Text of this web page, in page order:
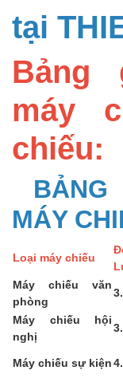
tại
Bảng
máy
chiếu:
BẢNG
MÁY
Loại máy chiếu
Máy chiếu văn
phòng
Máy chiếu hội
nghị
Máy chiếu sự kiện